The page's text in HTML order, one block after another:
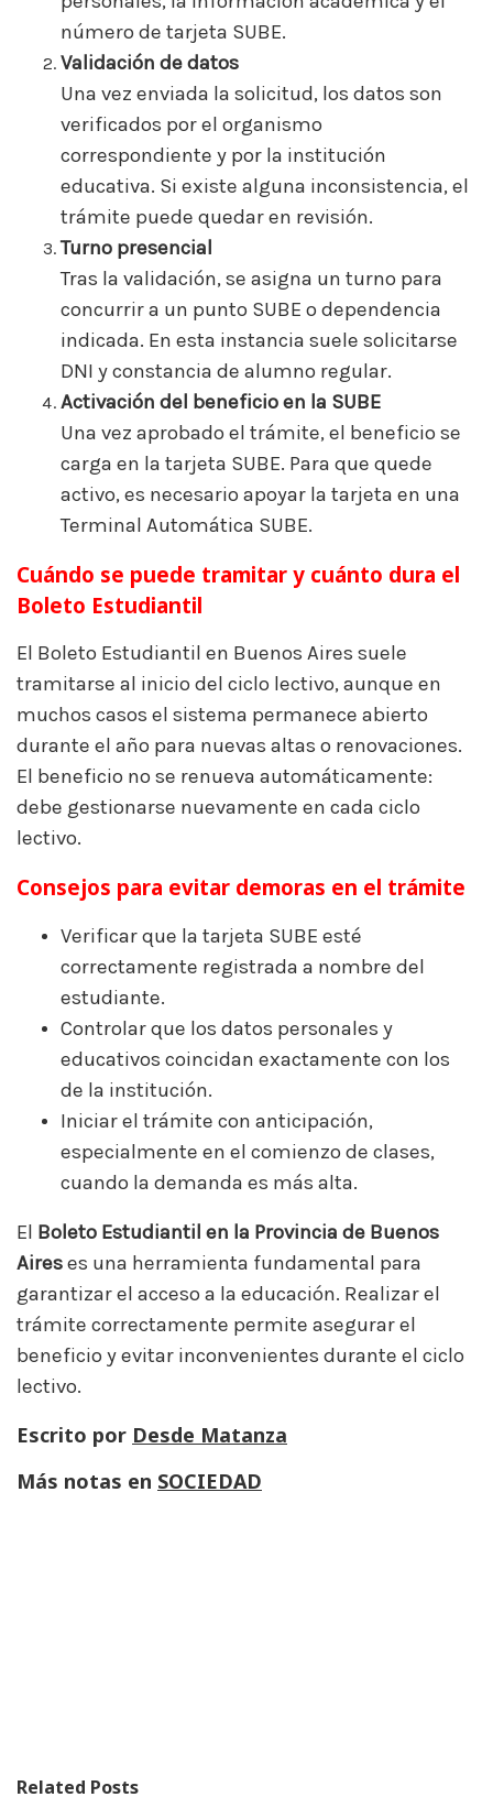
número de tarjeta SUBE.
Validación de datos
Una vez enviada la solicitud, los datos son
verificados por el organismo
correspondiente y por la institución
educativa. Si existe alguna inconsistencia, el
trámite puede quedar en revisión.
Turno presencial
Tras la validación, se asigna un turno para
concurrir a un punto SUBE o dependencia
indicada. En esta instancia suele solicitarse
DNI y constancia de alumno regular.
Activación del beneficio en la SUBE
Una vez aprobado el trámite, el beneficio se
carga en la tarjeta SUBE. Para que quede
activo, es necesario apoyar la tarjeta en una
Terminal Automática SUBE.
Cuándo se puede tramitar y cuánto dura el
Boleto Estudiantil
El Boleto Estudiantil en Buenos Aires suele
tramitarse al inicio del ciclo lectivo, aunque en
muchos casos el sistema permanece abierto
durante el año para nuevas altas o renovaciones.
El beneficio no se renueva automáticamente:
debe gestionarse nuevamente en cada ciclo
lectivo.
Consejos para evitar demoras en el trámite
Verificar que la tarjeta SUBE esté
correctamente registrada a nombre del
estudiante.
Controlar que los datos personales y
educativos coincidan exactamente con los
de la institución.
Iniciar el trámite con anticipación,
especialmente en el comienzo de clases,
cuando la demanda es más alta.
El Boleto Estudiantil en la Provincia de Buenos
Aireses una herramienta fundamental para
garantizar el acceso a la educación. Realizar el
trámite correctamente permite asegurar el
beneficio y evitar inconvenientes durante el ciclo
lectivo.
Escrito por Desde Matanza
Más notas en SOCIEDAD
Related Posts